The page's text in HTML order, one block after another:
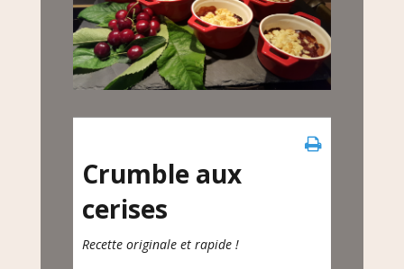
Crumble aux
cerises
Recette originale et rapide !